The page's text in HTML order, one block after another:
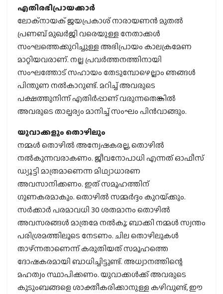
എതിരഭിപ്രായക്കാര്‍
ലോക്നായക് ജയപ്രകാശ് നാരായണന്‍ മുതല്‍
പ്രണബ് മുഖര്‍ജി വരെയുള്ള നേതാക്കള്‍
സംഘത്തെക്കുറിച്ചുള്ള അഭിപ്രായം കാലക്രമേണ
മാറ്റിയവരാണ്. നല്ല പ്രവര്‍ത്തനത്തിനായി
സംഘത്തോട് സഹായം തേടുമ്പോഴെല്ലാം ഞങ്ങള്‍
പിന്തുണ നല്‍കാറുണ്ട്. മറിച്ച് അവരുടെ
പക്ഷത്തുനിന്ന് എതിര്‍പ്പാണ് വരുന്നതെങ്കില്‍
അവരുടെ താല്പര്യം മാനിച്ച് സംഘം പിന്‍വാങ്ങും.
യുവാക്കളും തൊഴിലും
നമ്മള്‍ തൊഴില്‍ അന്വേഷകരല്ല, തൊഴില്‍
നല്‍കുന്നവരാകണം. ജീവനോപാധി എന്നത് ഓഫീസ്
ഡ്യൂട്ടി മാത്രമാണെന്ന മിഥ്യാധാരണ
അവസാനിക്കണം. ഇത് സമൂഹത്തിന്
ഗുണകരമാകും. തൊഴില്‍ സമ്മര്‍ദ്ദം കുറയ്‌ക്കും.
സര്‍ക്കാര്‍ പരമാവധി 30 ശതമാനം തൊഴില്‍
അവസരങ്ങള്‍ മാത്രമേ നല്‍കൂ; ബാക്കി നമ്മള്‍ സ്വന്തം
പരിശ്രമത്തിലൂടെ നേടണം. ചില തൊഴിലുകള്‍
താഴ്ന്നതാണെന്ന് കരുതിയത് സമൂഹത്തെ
ദോഷകരമായി ബാധിച്ചിട്ടുണ്ട്. അധ്വാനത്തിന്റെ
മഹത്വം സ്ഥാപിക്കണം. യുവാക്കള്‍ക്ക് അവരുടെ
കുടുംബങ്ങളെ ശാക്തീകരിക്കാനുള്ള കഴിവുണ്ട്, ഈ